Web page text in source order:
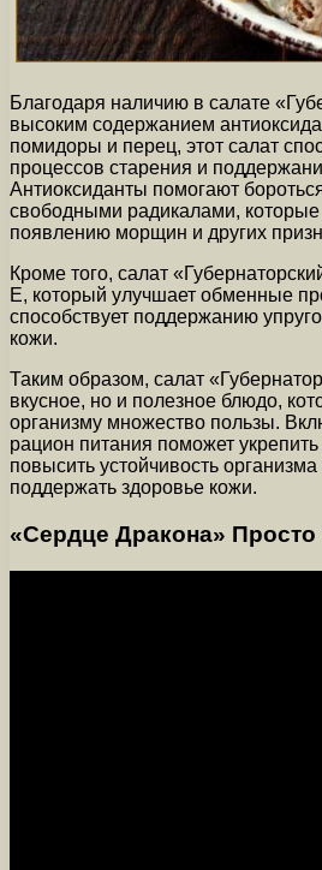
Благодаря наличию в салате
высоким содержанием
помидоры и перец, этот салат
процессов старения и
Антиоксиданты помогают
свободными радикалами, которые
появлению морщин и других
Кроме того, салат
Е, который улучшает обменные
способствует поддержанию
кожи.
Таким образом, салат
вкусное, но и полезное блюдо,
организму множество пользы.
рацион питания поможет
повысить устойчивость
поддержать здоровье кожи.
«Сердце Дракона»